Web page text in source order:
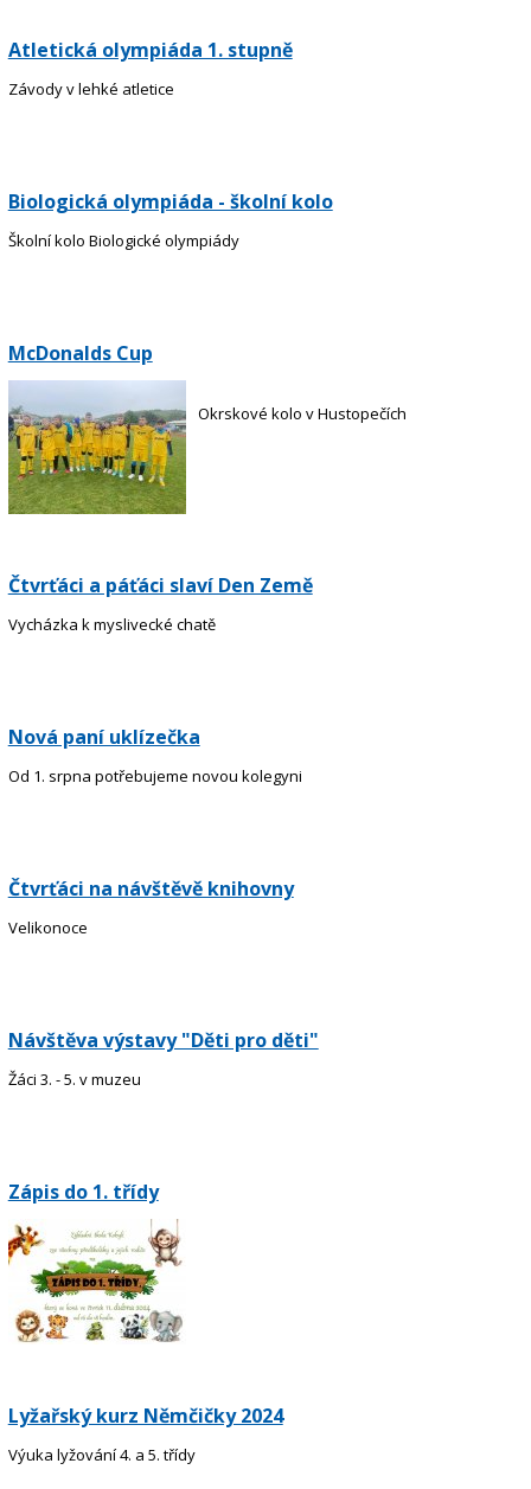
Atletická olympiáda 1. stupně
Závody v lehké atletice
Biologická olympiáda - školní kolo
Školní kolo Biologické olympiády
McDonalds Cup
Okrskové kolo v Hustopečích
Čtvrťáci a páťáci slaví Den Země
Vycházka k myslivecké chatě
Nová paní uklízečka
Od 1. srpna potřebujeme novou kolegyni
Čtvrťáci na návštěvě knihovny
Velikonoce
Návštěva výstavy "Děti pro děti"
Žáci 3. - 5. v muzeu
Zápis do 1. třídy
Lyžařský kurz Němčičky 2024
Výuka lyžování 4. a 5. třídy